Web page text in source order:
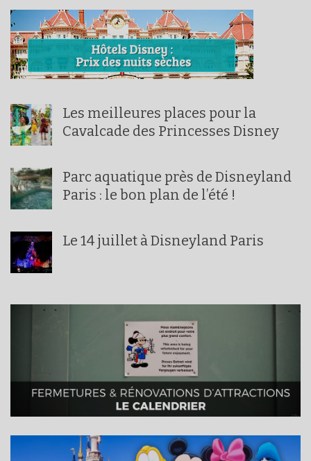
Les meilleures places pour la
Cavalcade des Princesses Disney
Parc aquatique près de Disneyland
Paris : le bon plan de l’été !
Le 14 juillet à Disneyland Paris